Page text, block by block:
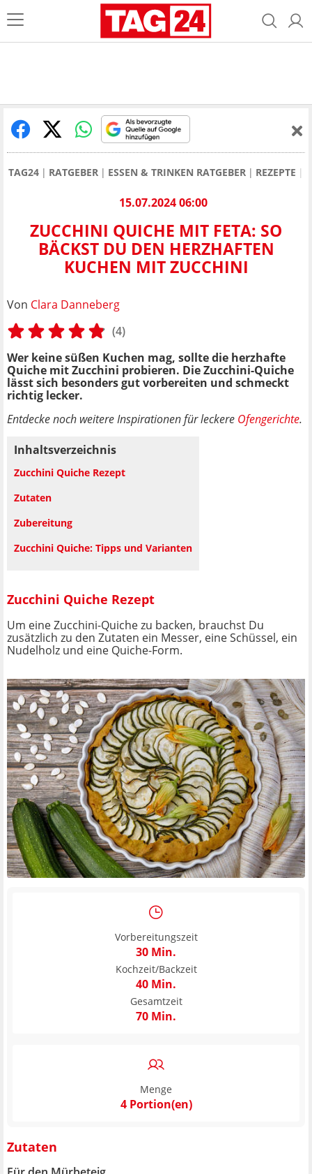
TAG24 RATGEBER ESSEN & TRINKEN RATGEBER REZEPTE
15.07.2024 06:00
ZUCCHINI QUICHE MIT FETA: SO
BÄCKST DU DEN HERZHAFTEN
KUCHEN MIT ZUCCHINI
Von Clara Danneberg
(4)
Wer keine süßen Kuchen mag, sollte die herzhafte
Quiche mit Zucchini probieren. Die Zucchini-Quiche
lässt sich besonders gut vorbereiten und schmeckt
richtig lecker.
Entdecke noch weitere Inspirationen für leckere Ofengerichte.
Inhaltsverzeichnis
Zucchini Quiche Rezept
Zutaten
Zubereitung
Zucchini Quiche: Tipps und Varianten
Zucchini Quiche Rezept
Um eine Zucchini-Quiche zu backen, brauchst Du
zusätzlich zu den Zutaten ein Messer, eine Schüssel, ein
Nudelholz und eine Quiche-Form.
Vorbereitungszeit
30 Min.
Kochzeit/Backzeit
40 Min.
Gesamtzeit
70 Min.
Menge
4 Portion(en)
Zutaten